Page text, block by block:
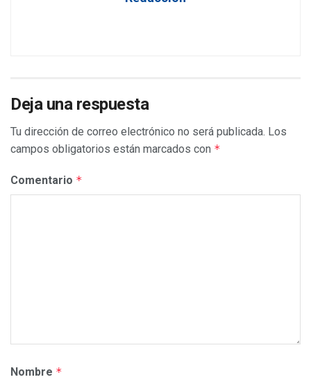
Deja una respuesta
Tu dirección de correo electrónico no será publicada. Los
campos obligatorios están marcados con *
Comentario *
Nombre *